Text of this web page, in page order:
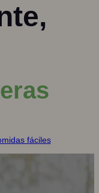
fáciles